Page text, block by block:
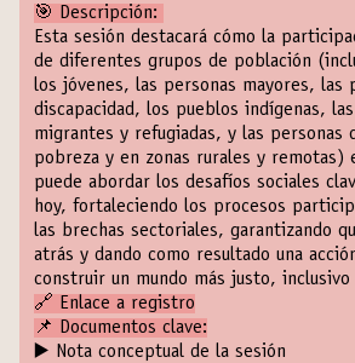
🎯 Descripción:
Esta sesión destacará cómo la
de diferentes grupos de población
los jóvenes, las personas mayores, las
discapacidad, los pueblos indígenas,
migrantes y refugiadas, y las personas
pobreza y en zonas rurales y remotas)
puede abordar los desafíos sociales
hoy, fortaleciendo los procesos
las brechas sectoriales, garantizando
atrás y dando como resultado una
construir un mundo más justo,
🔗
Enlace a registro
📌 Documentos clave:
▶️ Nota conceptual de la sesión